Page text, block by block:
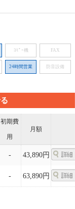
ｺﾋﾟｰ機 FAX
24時間営業 防音設備
初期費
用
月額
- 43,890円
- 63,890円